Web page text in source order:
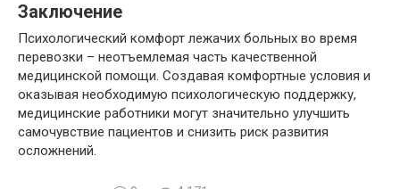
Заключение
Психологический комфорт лежачих больных во время
перевозки – неотъемлемая часть качественной
медицинской помощи. Создавая комфортные условия и
оказывая необходимую психологическую поддержку,
медицинские работники могут значительно улучшить
самочувствие пациентов и снизить риск развития
осложнений.